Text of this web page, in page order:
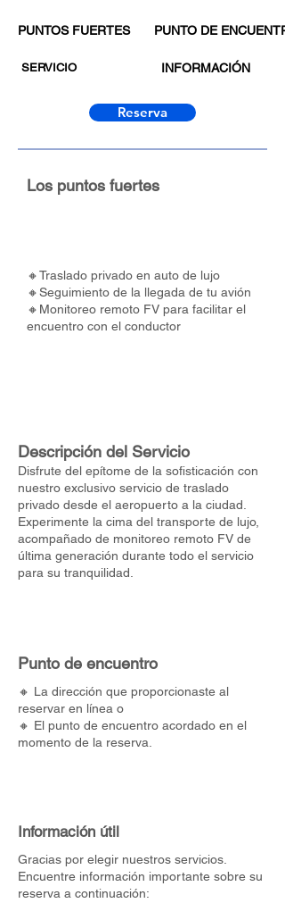
PUNTOS FUERTES
SERVICIO
PUNTO DE
INFORMACIÓN
Reserva
Los puntos fuertes
🔸Traslado privado en auto de lujo
🔸Seguimiento de la llegada de tu avión
🔸Monitoreo remoto FV para facilitar el
encuentro con el conductor
Descripción del Servicio
Disfrute del epítome de la sofisticación con
nuestro exclusivo servicio de traslado
privado desde el aeropuerto a la ciudad.
Experimente la cima del transporte de lujo,
acompañado de monitoreo remoto FV de
última generación durante todo el servicio
para su tranquilidad.
Punto de encuentro
🔸 La dirección que proporcionaste al
reservar en línea o
🔸 El punto de encuentro acordado en el
momento de la reserva.
Información útil
Gracias por elegir nuestros servicios.
Encuentre información importante sobre su
reserva a continuación: